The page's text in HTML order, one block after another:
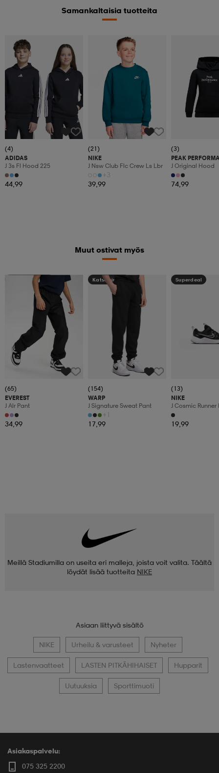
Samankaltaisia tuotteita
(4)
ADIDAS
J 3s Fl Hood 225
44,99
(21)
NIKE
J Nsw Club Flc Crew Ls Lbr
+3
39,99
(3)
PEAK
J Original Hood
74,99
Muut ostivat myös
Kampanja -25%
(65)
EVEREST
J Alr Pant
34,99
Katso hintaa
(154)
WARP
J Signature Sweat Pant
+1
17,99
Superdeal
(13)
NIKE
J Cosmic Runner
19,99
Meillä Stadiumilla on useita eri malleja, joista voit valita. Täältä
löydät lisää tuotteita NIKE
Asiaan liittyvä sisältö
NIKE Urheilu & varusteet Nyheter
Lastenvaatteet LASTEN PITKÄHIHAISET Hupparit
Uutuuksia Sporttimuoti
Asiakaspalvelu:
075 325 2200